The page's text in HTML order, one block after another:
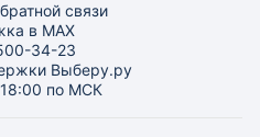
связи
в MAX
34-23
Выберу.ру
по МСК